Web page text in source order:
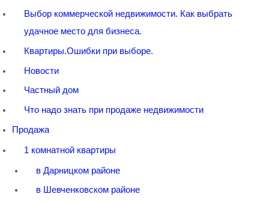
Выбор коммерческой недвижимости. Как выбрать
удачное место для бизнеса.
Квартиры.Ошибки при выборе.
Новости
Частный дом
Что надо знать при продаже недвижимости
Продажа
1 комнатной квартиры
в Дарницком районе
в Шевченковском районе